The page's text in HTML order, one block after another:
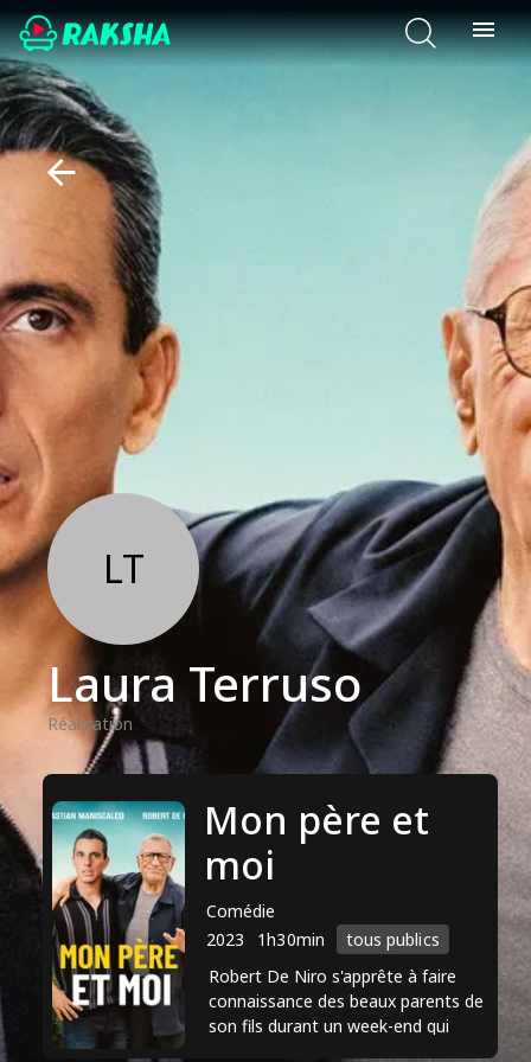
LT
Laura Terruso
Réalisation
Mon père et
moi
Comédie
2023
1h30min
tous publics
Robert De Niro s'apprête à faire
connaissance des beaux parents de
son fils durant un week-end qui